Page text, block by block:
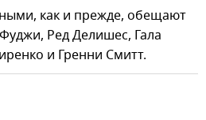
как и прежде, обещают
Ред Делишес, Гала
и Гренни Смитт.